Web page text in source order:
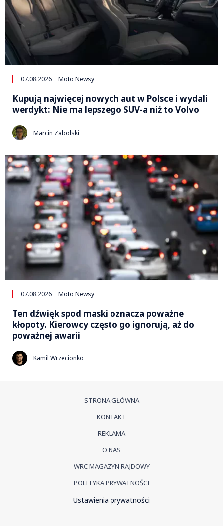
07.08.2026 Moto Newsy
Kupują najwięcej nowych aut w Polsce i wydali
werdykt: Nie ma lepszego SUV-a niż to Volvo
Marcin Zabolski
07.08.2026 Moto Newsy
Ten dźwięk spod maski oznacza poważne
kłopoty. Kierowcy często go ignorują, aż do
poważnej awarii
Kamil Wrzecionko
STRONA GŁÓWNA
KONTAKT
REKLAMA
O NAS
WRC MAGAZYN RAJDOWY
POLITYKA PRYWATNOŚCI
Ustawienia prywatności